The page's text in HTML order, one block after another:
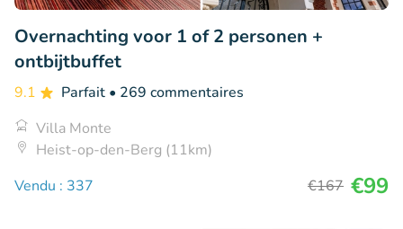
Overnachting voor 1 of 2 personen +
ontbijtbuffet
9.1 Parfait • 269 commentaires
Villa Monte
Heist-op-den-Berg (11km)
Vendu : 337
€167 €99